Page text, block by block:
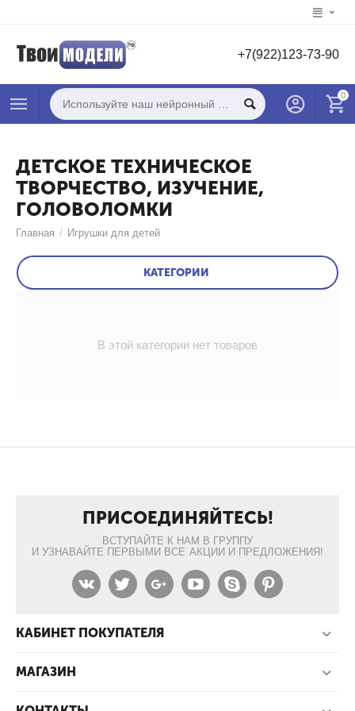
+7(922)123-73-90
0
ДЕТСКОЕ ТЕХНИЧЕСКОЕ
ТВОРЧЕСТВО, ИЗУЧЕНИЕ,
ГОЛОВОЛОМКИ
Главная / Игрушки для детей
КАТЕГОРИИ
В этой категории нет товаров
ПРИСОЕДИНЯЙТЕСЬ!
ВСТУПАЙТЕ К НАМ В ГРУППУ
И УЗНАВАЙТЕ ПЕРВЫМИ ВСЕ АКЦИИ И ПРЕДЛОЖЕНИЯ!
КАБИНЕТ ПОКУПАТЕЛЯ
МАГАЗИН